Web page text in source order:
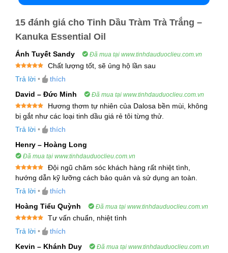
Hãy cùng tìm hiểu về đặc điểm, công dụng và
cách sử dụng tinh dầu Kanuka trong bài viết dưới
đây.
1. Giới Thiệu Về Tinh Dầu Tràm Trà Trắng –
Kanuka Essential Oil
Tinh Dầu Tràm Trà Trắng, hay Kanuka Essential
Oil, được chiết xuất từ cây Kunzea ericoides, một
loài cây thuộc họ Myrtaceae, đặc hữu của New
Zealand. Đây là một loại cây phát triển mạnh, có
hoặc hồng.
Tinh Dầu được chưng cất từ lá và cành của cây,
và có mùi thơm đặc trưng, nhẹ nhàng và dễ chịu.
dụng đa dạng trong chăm sóc sức khỏe, làm đẹp
và điều trị nhiều bệnh lý.
2. Thành Phần Hóa Học Của Tinh Dầu Kanuka
15 đánh giá cho Tinh Dầu Tràm Trà Trắng –
Kanuka Essential Oil
Ánh Tuyết Sandy Đã mua tại www.tinhdauduoclieu.com.vn
hạng55
Chất lượng tốt, sẽ ủng hộ lần sau
Trả lời •
thích
David – Đức Minh
Đã mua tại www.tinhdauduoclieu.com.vn
Được xếp
hạng5 5
Hương thơm tự nhiên của Dalosa bền mùi, không
bị gắt như các loại tinh dầu giá rẻ tôi từng thử.
Trả lời •
thích
Henry – Hoàng Long
Đã mua tại www.tinhdauduoclieu.com.vn
Được xếp
hạng55
Đội ngũ chăm sóc khách hàng rất nhiệt tình,
hướng dẫn kỹ lưỡng cách bảo quản và sử dụng an toàn.
Trả lời •
thích
Hoàng Tiểu Quỳnh
Đã mua tại www.tinhdauduoclieu.com.vn
hạng55
Tư vấn chuẩn, nhiệt tình
Trả lời •
thích
Kevin – Khánh Duy
Đã mua tại www.tinhdauduoclieu.com.vn